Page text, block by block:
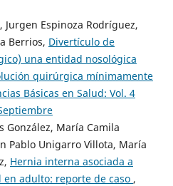
Jurgen Espinoza Rodríguez,
Berrios, Divertículo de
una entidad nosológica
quirúrgica mínimamente
Básicas en Salud: Vol. 4
González, María Camila
Pablo Unigarro Villota, María
Hernia interna asociada a
adulto: reporte de caso ,